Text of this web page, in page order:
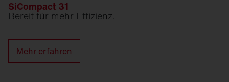
SiCompact 31
Bereit für mehr Effizienz.
Mehr erfahren